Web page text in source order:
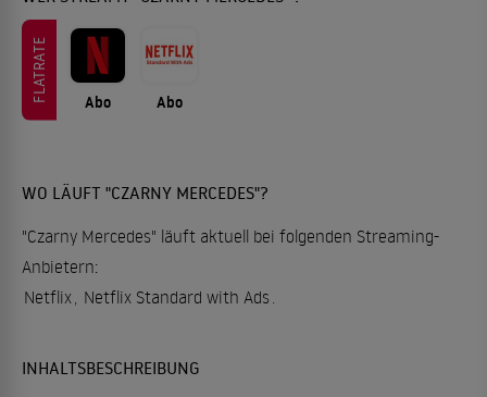
FLATRATE Abo Abo
WO LÄUFT "CZARNY MERCEDES"?
"Czarny Mercedes" läuft aktuell bei folgenden Streaming-
Anbietern:
Netflix Netflix Standard with Ads
INHALTSBESCHREIBUNG